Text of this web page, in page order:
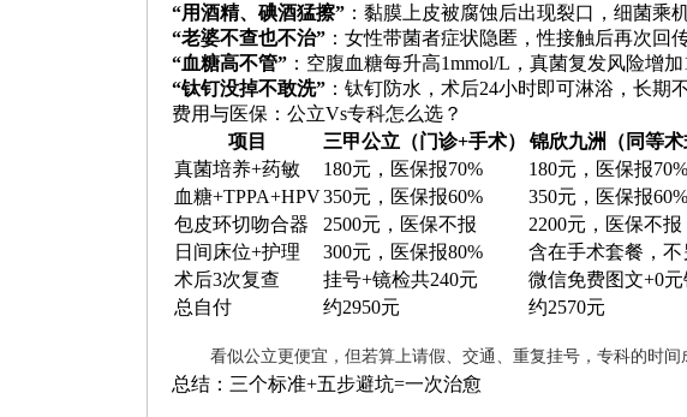
“用酒精、碘酒猛擦” ：黏膜上皮被腐蚀后出现裂口，细菌乘
“老婆不查也不治” ：女性带菌者症状隐匿，性接触后再次回
“血糖高不管” ：空腹血糖每升高1mmol/L，真菌复发风险增
“钛钉没掉不敢洗” ：钛钉防水，术后24小时即可淋浴，长期
费用与医保：公立Vs专科怎么选？
项目
三甲公立（门诊+手术）
锦欣九洲（同等术
真菌培养+药敏
180元，医保报70%
180元，医保报70%
血糖+TPPA+HPV350元，医保报60%
350元，医保报60%
包皮环切吻合器
2500元，医保不报
2200元，医保不报
日间床位+护理
300元，医保报80%
含在手术套餐，不
术后3次复查
挂号+镜检共240元
微信免费图文+0元
总自付
约2950元 约2570元
看似公立更便宜，但若算上请假、交通、重复挂号，专科的时间
总结：三个标准+五步避坑=一次治愈